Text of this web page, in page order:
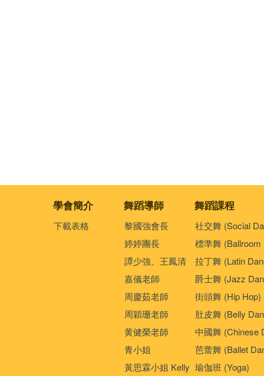
學會簡介 舞蹈導師 舞蹈課程
下載表格
黎國強會長
婷婷團長
譚少強、王鳳清
嘉儀老師
周慶茹老師
周穎珊老師
黄健榮老師
青小姐
黃思霖小姐 Kelly
社交舞 (Social
標準舞 (Ballroom
拉丁舞 (Latin
爵士舞 (Jazz
街頭舞 (Hip Hop)
肚皮舞 (Belly
中國舞 (Chinese
芭蕾舞 (Ballet
瑜伽班 (Yoga)